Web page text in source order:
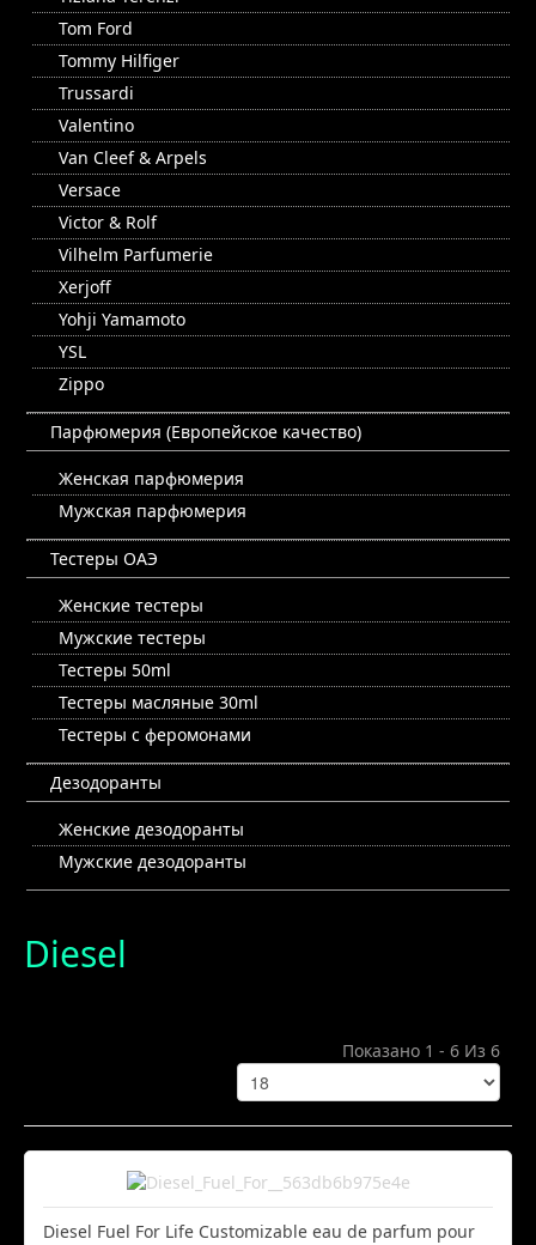
Tom Ford
Tommy Hilfiger
Trussardi
Valentino
Van Cleef & Arpels
Versace
Victor & Rolf
Vilhelm Parfumerie
Xerjoff
Yohji Yamamoto
YSL
Zippo
Парфюмерия (Европейское качество)
Женская парфюмерия
Мужская парфюмерия
Тестеры ОАЭ
Женские тестеры
Мужские тестеры
Тестеры 50ml
Тестеры масляные 30ml
Тестеры с феромонами
Дезодоранты
Женские дезодоранты
Мужские дезодоранты
Diesel
Показано 1 - 6 Из 6
Diesel Fuel For Life Customizable eau de parfum pour